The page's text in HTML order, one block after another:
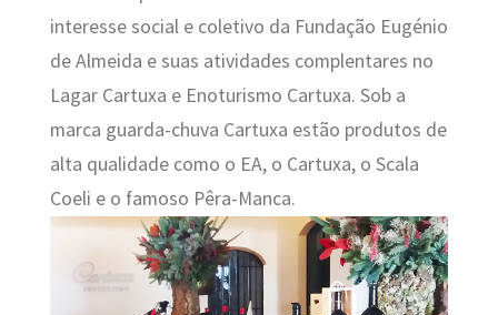
interesse social e coletivo da Fundação Eugénio
de Almeida e suas atividades complentares no
Lagar Cartuxa e Enoturismo Cartuxa. Sob a
marca guarda-chuva Cartuxa estão produtos de
alta qualidade como o EA, o Cartuxa, o Scala
Coeli e o famoso Pêra-Manca.